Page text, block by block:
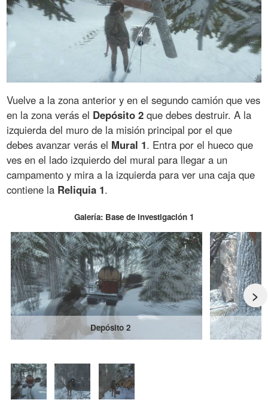
Vuelve a la zona anterior y en el segundo camión que ves
en la zona verás el Depósito 2 que debes destruir. A la
izquierda del muro de la misión principal por el que
debes avanzar verás el Mural 1. Entra por el hueco que
ves en el lado izquierdo del mural para llegar a un
campamento y mira a la izquierda para ver una caja que
contiene la Reliquia 1.
Galería: Base de investigación 1
>
Depósito 2